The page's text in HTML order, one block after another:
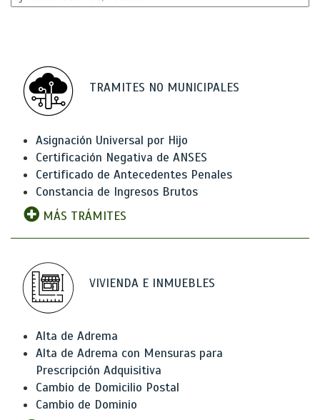
TRAMITES NO MUNICIPALES
Asignación Universal por Hijo
Certificación Negativa de ANSES
Certificado de Antecedentes Penales
Constancia de Ingresos Brutos
MÁS TRÁMITES
VIVIENDA E INMUEBLES
Alta de Adrema
Alta de Adrema con Mensuras para
Prescripción Adquisitiva
Cambio de Domicilio Postal
Cambio de Dominio